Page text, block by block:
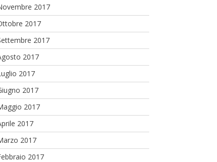
2017
2017
2017
2017
2017
2017
2017
2017
2017
2017